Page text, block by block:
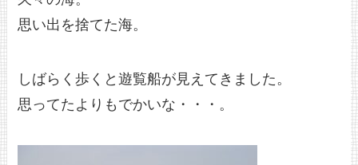
思い出を捨てた海。
しばらく歩くと遊覧船が見えてきました。
思ってたよりもでかいな・・・。